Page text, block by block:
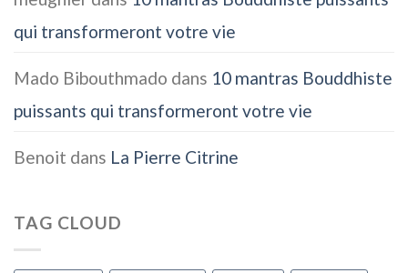
qui transformeront votre vie
Mado Bibouthmado dans 10 mantras Bouddhiste
puissants qui transformeront votre vie
Benoit dans La Pierre Citrine
TAG CLOUD